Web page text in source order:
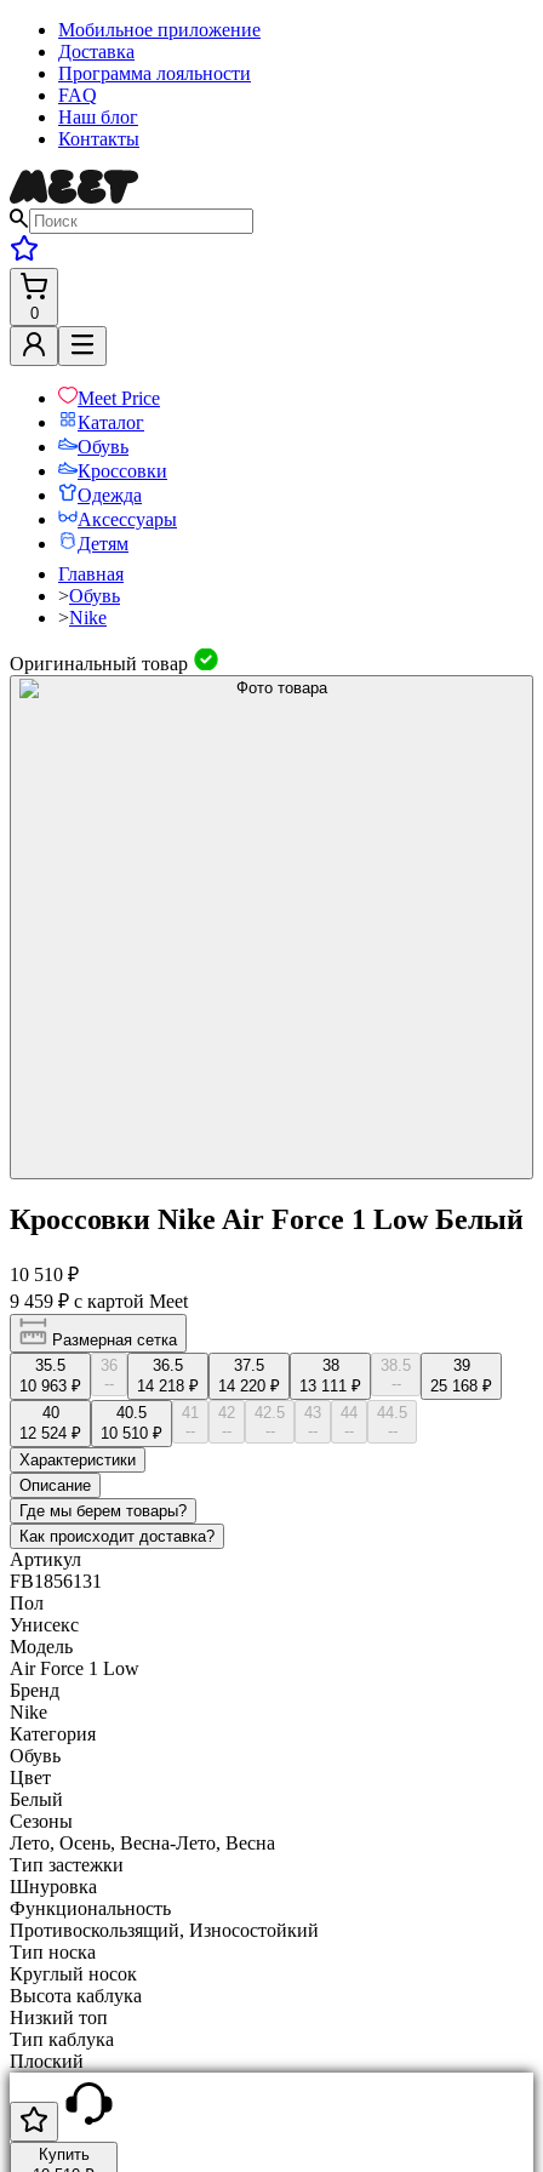
Мобильное приложение
Доставка
Программа лояльности
FAQ
Наш блог
Контакты
0
Meet Price
Каталог
Обувь
Кроссовки
Одежда
Аксессуары
Детям
Главная
>Обувь
>Nike
Оригинальный товар
Кроссовки Nike Air Force 1 Low Белый
10 510 ₽
9 459 ₽ с картой Meet
Размерная сетка
35.5
10 963 ₽
36
--
36.5
14 218 ₽
37.5
14 220 ₽
38
13 111 ₽
38.5
--
39
25 168 ₽
40
12 524 ₽
40.5
10 510 ₽
41
--
42
--
42.5
--
43
--
44
--
44.5
--
Характеристики
Описание
Где мы берем товары?
Как происходит доставка?
Артикул
FB1856131
Пол
Унисекс
Модель
Air Force 1 Low
Бренд
Nike
Категория
Обувь
Цвет
Белый
Сезоны
Лето, Осень, Весна-Лето, Весна
Тип застежки
Шнуровка
Функциональность
Противоскользящий, Износостойкий
Тип носка
Круглый носок
Высота каблука
Низкий топ
Тип каблука
Плоский
Купить